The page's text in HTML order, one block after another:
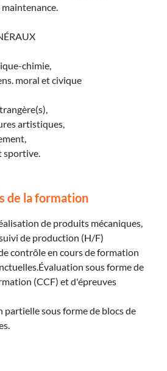
chimie,
moral et civique
artistiques,
sportive.
de la formation
de produits mécaniques,
de production (H/F)
contrôle en cours de formation
sous forme de
(CCF) et d'épreuves
sous forme de blocs de